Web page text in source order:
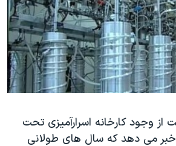
۲۰۲۴
به اسرائیل
آزادی
از وجود کارخانه اسرارآمیزی تحت
خبر می دهد که سال های طولانی